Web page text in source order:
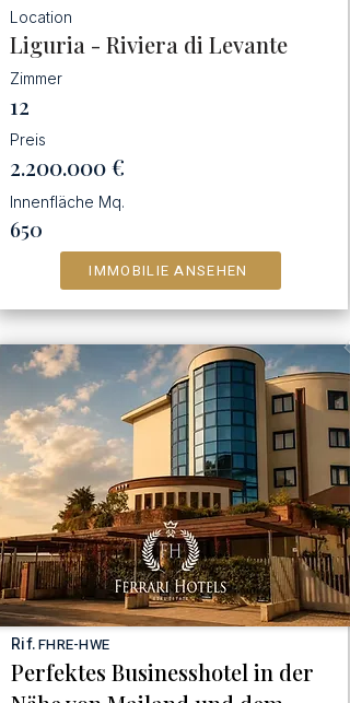
Location
Liguria - Riviera di Levante
Zimmer
12
Preis
2.200.000€
Innenfläche Mq.
650
IMMOBILIE ANSEHEN
Rif.FHRE-HWE
Perfektes Businesshotel in der